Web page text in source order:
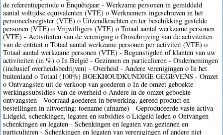
de referentieperiode o Enquêtejaar - Werkzame personen in gemiddeld
aantal voltijdse equivalenten (VTE) o Werknemers ingeschreven in het
personeelsregister (VTE) o Uitzendkrachten en ter beschikking gestelde
personen (VTE) o Vrijwilligers (VTE) o Totaal aantal werkzame personen
(VTE) - Activiteiten van de vereniging o Omschrijving van de activiteiten
van de entiteit o Totaal aantal werkzame personen per activiteit (VTE) o
Totaal aantal werkzame personen (VTE) - Begunstigden of klanten van uw
activiteiten (in %) o In België - Gezinnen en particulieren - Ondernemingen
(inclusief overheidsbedrijven) - Overheid - Andere verenigingen o In het
buitenland o Totaal (100%) BOEKHOUDKUNDIGE GEGEVENS - Omzet
o Ontvangsten uit de verkoop van goederen o In de omzet geboekte
werkingssubsidies van de overheid o Andere in de omzet geboekte
ontvangsten - Voorraad goederen in bewerking, gereed product en
bestellingen in uitvoering: toename (afname) - Geproduceerde vaste activa -
Lidgeld, schenkingen, legaten en subsidies o Lidgeld leden o Ontvangen
schenkingen en legaten - Schenkingen en legaten van gezinnen en
particulieren - Schenkingen en legaten van verenigingen of andere niet